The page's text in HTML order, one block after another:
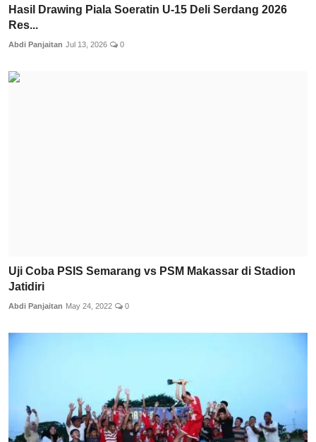
Hasil Drawing Piala Soeratin U-15 Deli Serdang 2026
Res...
Abdi Panjaitan Jul 13, 2026 0
Uji Coba PSIS Semarang vs PSM Makassar di Stadion
Jatidiri
Abdi Panjaitan May 24, 2022 0